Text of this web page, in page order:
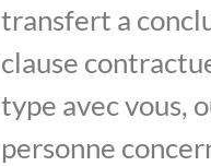
transfert a
clause
type avec vous,
personne